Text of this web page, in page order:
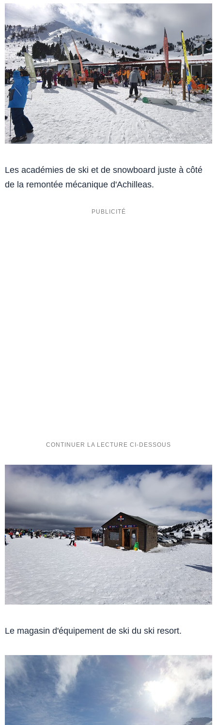
Les académies de ski et de snowboard juste à côté
de la remontée mécanique d'Achilleas.
Le magasin d'équipement de ski du ski resort.